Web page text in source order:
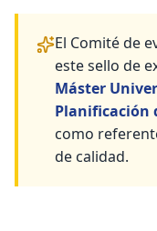
El Comité de
este sello de
Máster
Planificación
como
de calidad.